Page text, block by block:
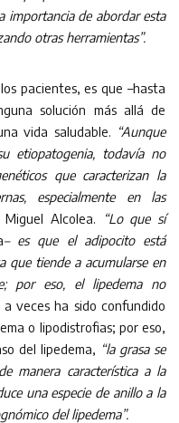
importancia de abordar esta
otras herramientas”.
pacientes, es que –hasta
solución más allá de
vida saludable. “Aunque
etiopatogenia, todavía no
que caracterizan la
especialmente en las
Alcolea.
“Lo que sí
– es que el adipocito está
que tiende a acumularse en
por eso, el lipedema no
veces ha sido confundido
o lipodistrofias; por eso,
del lipedema, “la grasa se
manera característica a la
una especie de anillo a la
del lipedema”.